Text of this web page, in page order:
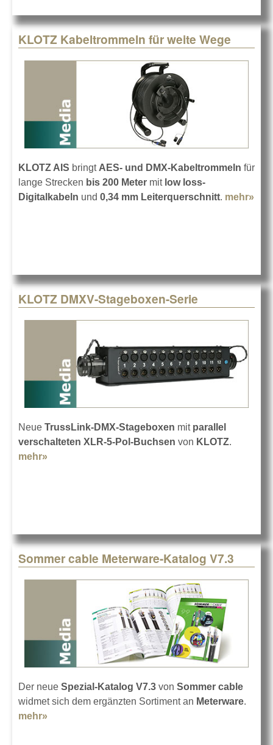
KLOTZ Kabeltrommeln für weite Wege
KLOTZ AIS bringt AES- und DMX-Kabeltrommeln für
lange Strecken bis 200 Meter mit low loss-
Digitalkabeln und 0,34 mm Leiterquerschnitt. mehr»
KLOTZ DMXV-Stageboxen-Serie
Neue TrussLink-DMX-Stageboxen mit parallel
verschalteten XLR-5-Pol-Buchsen von KLOTZ.
mehr»
Sommer cable Meterware-Katalog V7.3
Der neue Spezial-Katalog V7.3 von Sommer cable
widmet sich dem ergänzten Sortiment an Meterware.
mehr»